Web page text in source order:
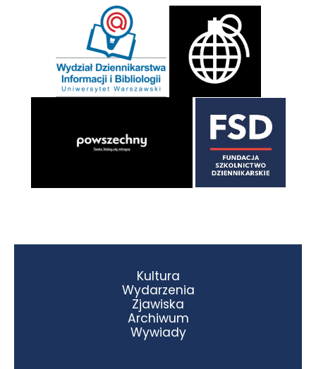
Kultura
Wydarzenia
Zjawiska
Archiwum
Wywiady